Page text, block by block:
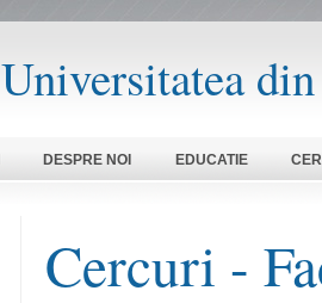
Universitatea
DESPRE NOI EDUCATIE
Cercuri -